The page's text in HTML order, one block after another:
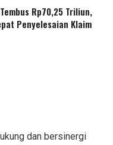
Rp70,25 Triliun,
Penyelesaian Klaim
dan bersinergi